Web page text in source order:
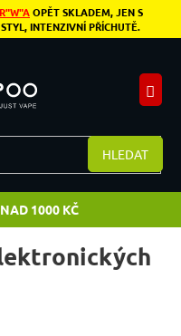
OPĚT SKLADEM, JEN S
INTENZIVNÍ PŘÍCHUTĚ.
HLEDAT
1000 KČ